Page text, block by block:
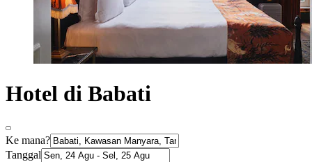
Hotel di Babati
Ke mana?
Tanggal